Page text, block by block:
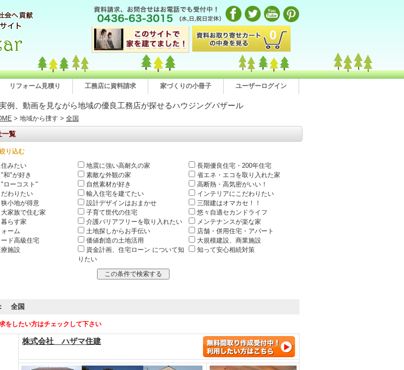
0
リフォーム見積り 工務店に資料請求 家づくりの小冊子 ユーザーログイン
例、動画を見ながら地域の優良工務店が探せるハウジングバザール
> 地域から捜す > 全国
一覧
り込む
みたい
地震に強い高耐久の家
長期優良住宅・200年住宅
和"が好き
素敵な外観の家
省エネ・エコを取り入れた家
ローコスト"
自然素材が好き
高断熱・高気密がいい！
わりたい
輸入住宅を建てたい
インテリアにこだわりたい
小地が得意
設計デザインはおまかせ
三階建はオマカセ！！
家族で住む家
子育て世代の住宅
悠々自適セカンドライフ
らす家
介護バリアフリーを取り入れたい
メンテナンスが楽な家
ーム
土地探しからお手伝い
店舗・併用住宅・アパート
ド高級住宅
価値創造の土地活用
大規模建設、商業施設
施設
資金計画、住宅ローン について知
りたい
知って安心相続対策
全国
したい方はチェックして下さい
株式会社 ハザマ住建